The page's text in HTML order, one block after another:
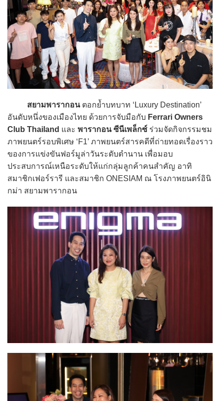
สยามพารากอนตอกย้ำบทบาท ‘Luxury Destination’
อันดับหนึ่งของเมืองไทย ด้วยการจับมือกับ Ferrari Owners
Club Thailand และ พารากอน ซีนีเพล็กซ์ ร่วมจัดกิจกรรมชม
ภาพยนตร์รอบพิเศษ ‘F1’ ภาพยนตร์สารคดีที่ถ่ายทอดเรื่องราว
ของการแข่งขันฟอร์มูล่าวันระดับตำนาน เพื่อมอบ
ประสบการณ์เหนือระดับให้แก่กลุ่มลูกค้าคนสำคัญ อาทิ
สมาชิกเฟอร์รารี และสมาชิก ONESIAM ณ โรงภาพยนตร์อินิ
กม่า สยามพารากอน